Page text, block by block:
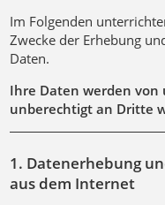
Im Folgenden
Zwecke der Erhebung
Daten.
Ihre Daten werden
unberechtigt an Dritte
1. Datenerhebung
aus dem Internet